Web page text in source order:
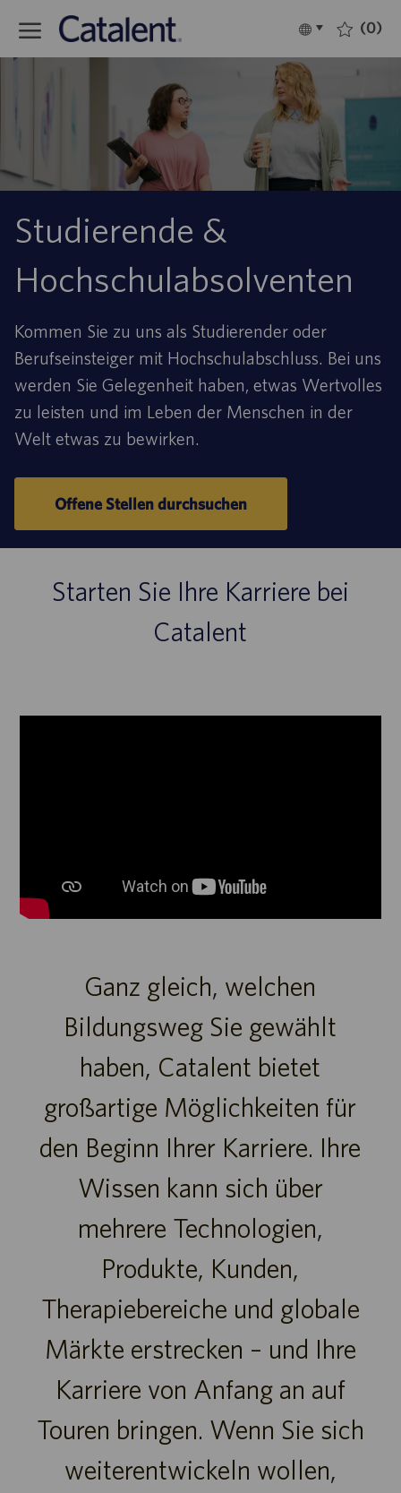
Language
selected
Deutsch (0)
Studierende &
Hochschulabsolventen
Kommen Sie zu uns als Studierender oder
Berufseinsteiger mit Hochschulabschluss. Bei uns
werden Sie Gelegenheit haben, etwas Wertvolles
zu leisten und im Leben der Menschen in der
Welt etwas zu bewirken.
Offene Stellen durchsuchen
Starten Sie Ihre Karriere bei
Catalent
Ganz gleich, welchen
Bildungsweg Sie gewählt
haben, Catalent bietet
großartige Möglichkeiten für
den Beginn Ihrer Karriere. Ihre
Wissen kann sich über
mehrere Technologien,
Produkte, Kunden,
Therapiebereiche und globale
Märkte erstrecken – und Ihre
Karriere von Anfang an auf
Touren bringen. Wenn Sie sich
weiterentwickeln wollen,